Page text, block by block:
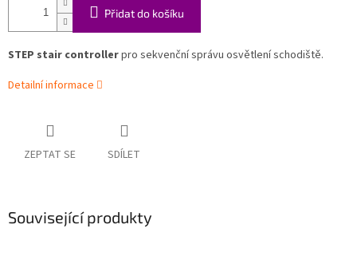
Přidat do košíku
STEP stair controllerpro sekvenční správu osvětlení schodiště.
Detailní informace
ZEPTAT SE SDÍLET
Související produkty